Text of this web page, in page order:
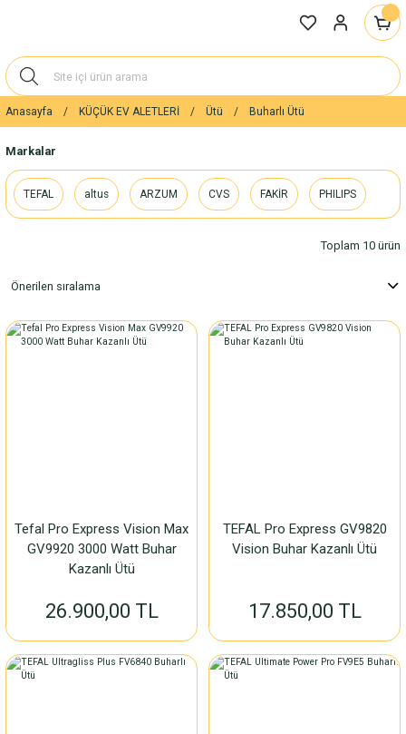
Anasayfa KÜÇÜK EV ALETLERİ Ütü Buharlı Ütü
Markalar
TEFAL altus ARZUM CVS FAKİR PHILIPS
Toplam 10 ürün
Tefal Pro Express Vision Max
GV9920 3000 Watt Buhar
Kazanlı Ütü
26.900,00 TL
TEFAL Pro Express GV9820
Vision Buhar Kazanlı Ütü
17.850,00 TL